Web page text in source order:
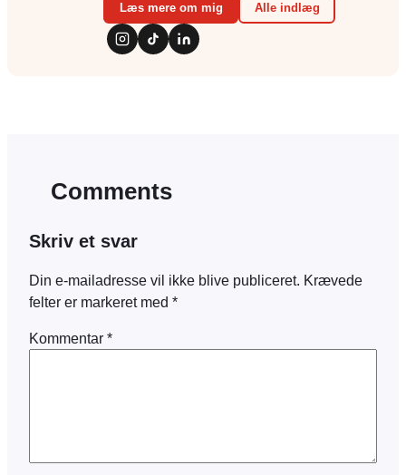
Læs mere om mig Alle indlæg
Comments
Skriv et svar
Din e-mailadresse vil ikke blive publiceret. Krævede
felter er markeret med *
Kommentar *